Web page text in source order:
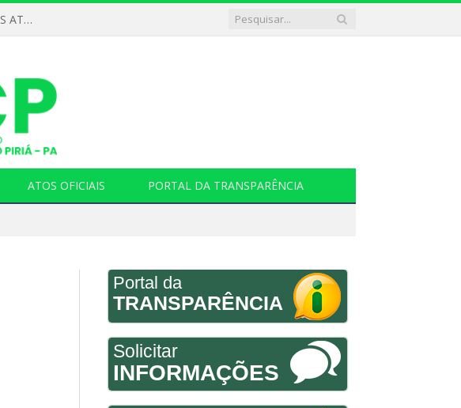
DECLARAMOS QUE NÃO HOUVERAM NOVAS LEIS APROVADAS ATÉ O MOMENTO PARA O INSTITUTO DE PREVIDÊNCIA NO ANO DE 2026
ATOS OFICIAIS PORTAL DA TRANSPARÊNCIA
Portal da
TRANSPARÊNCIA
Solicitar
INFORMAÇÕES